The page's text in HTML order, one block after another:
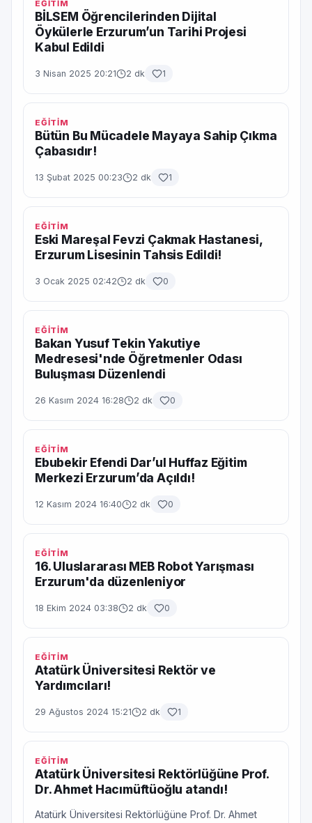
EĞİTİM
BİLSEM Öğrencilerinden Dijital
Öykülerle Erzurum’un Tarihi Projesi
Kabul Edildi
3 Nisan 2025 20:21 2 dk 1
EĞİTİM
Bütün Bu Mücadele Mayaya Sahip Çıkma
Çabasıdır!
13 Şubat 2025 00:23 2 dk 1
EĞİTİM
Eski Mareşal Fevzi Çakmak Hastanesi,
Erzurum Lisesinin Tahsis Edildi!
3 Ocak 2025 02:42 2 dk 0
EĞİTİM
Bakan Yusuf Tekin Yakutiye
Medresesi'nde Öğretmenler Odası
Buluşması Düzenlendi
26 Kasım 2024 16:28 2 dk 0
EĞİTİM
Ebubekir Efendi Dar’ul Huffaz Eğitim
Merkezi Erzurum’da Açıldı!
12 Kasım 2024 16:40 2 dk 0
EĞİTİM
16. Uluslararası MEB Robot Yarışması
Erzurum'da düzenleniyor
18 Ekim 2024 03:38 2 dk 0
EĞİTİM
Atatürk Üniversitesi Rektör ve
Yardımcıları!
29 Ağustos 2024 15:21 2 dk 1
EĞİTİM
Atatürk Üniversitesi Rektörlüğüne Prof.
Dr. Ahmet Hacımüftüoğlu atandı!
Atatürk Üniversitesi Rektörlüğüne Prof. Dr. Ahmet